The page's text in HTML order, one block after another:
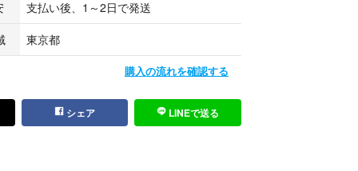
支払い後、1～2日で発送
東京都
購入の流れを確認する
シェア LINEで送る